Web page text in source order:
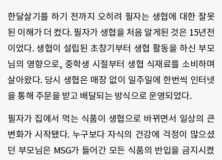
한달살기를 하기 전까지 오히려 필자는 생협에 대한 잘못
된 이해가 더 컸다. 필자가 생협을 처음 알게된 것은 15년전
이었다. 생협이 설립된 초창기부터 생협 활동을 하신 부모
님의 영향으로, 중학생 시절부터 생협 식재료를 소비하며
살아왔다. 당시 생협은 매장 없이 일주일에 한번씩 인터넷
을 통해 주문을 받고 배달되는 방식으로 운영되었다.
필자가 집에서 먹는 식품이 생협으로 바뀌면서 일상의 큰
변화가 시작됐다. 누구보다 자식의 건강에 걱정이 많으셨
던 부모님은 MSG가 들어간 모든 식품의 반입을 금지시켰